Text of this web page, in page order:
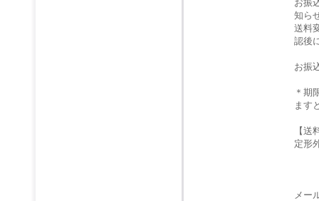
お振
知ら
送料
認後
お振
＊期
ます
【送
定形
メー